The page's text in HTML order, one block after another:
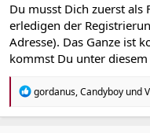
Du musst Dich zuerst
erledigen der
Adresse). Das Ganze ist
kommst Du unter diesem
R
a
gordanus,Candyboy und